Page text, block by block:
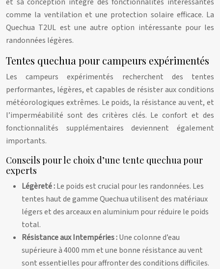
comme la ventilation et une protection solaire efficace. La
Quechua T2UL est une autre option intéressante pour les
randonnées légères.
Tentes quechua pour campeurs expérimentés
Les campeurs expérimentés recherchent des tentes
performantes, légères, et capables de résister aux conditions
météorologiques extrêmes. Le poids, la résistance au vent, et
l’imperméabilité sont des critères clés. Le confort et des
fonctionnalités supplémentaires deviennent également
importants.
Conseils pour le choix d’une tente quechua pour
experts
Légèreté :Le poids est crucial pour les randonnées. Les
tentes haut de gamme Quechua utilisent des matériaux
légers et des arceaux en aluminium pour réduire le poids
total.
Résistance aux Intempéries :Une colonne d’eau
supérieure à 4000 mm et une bonne résistance au vent
sont essentielles pour affronter des conditions difficiles.